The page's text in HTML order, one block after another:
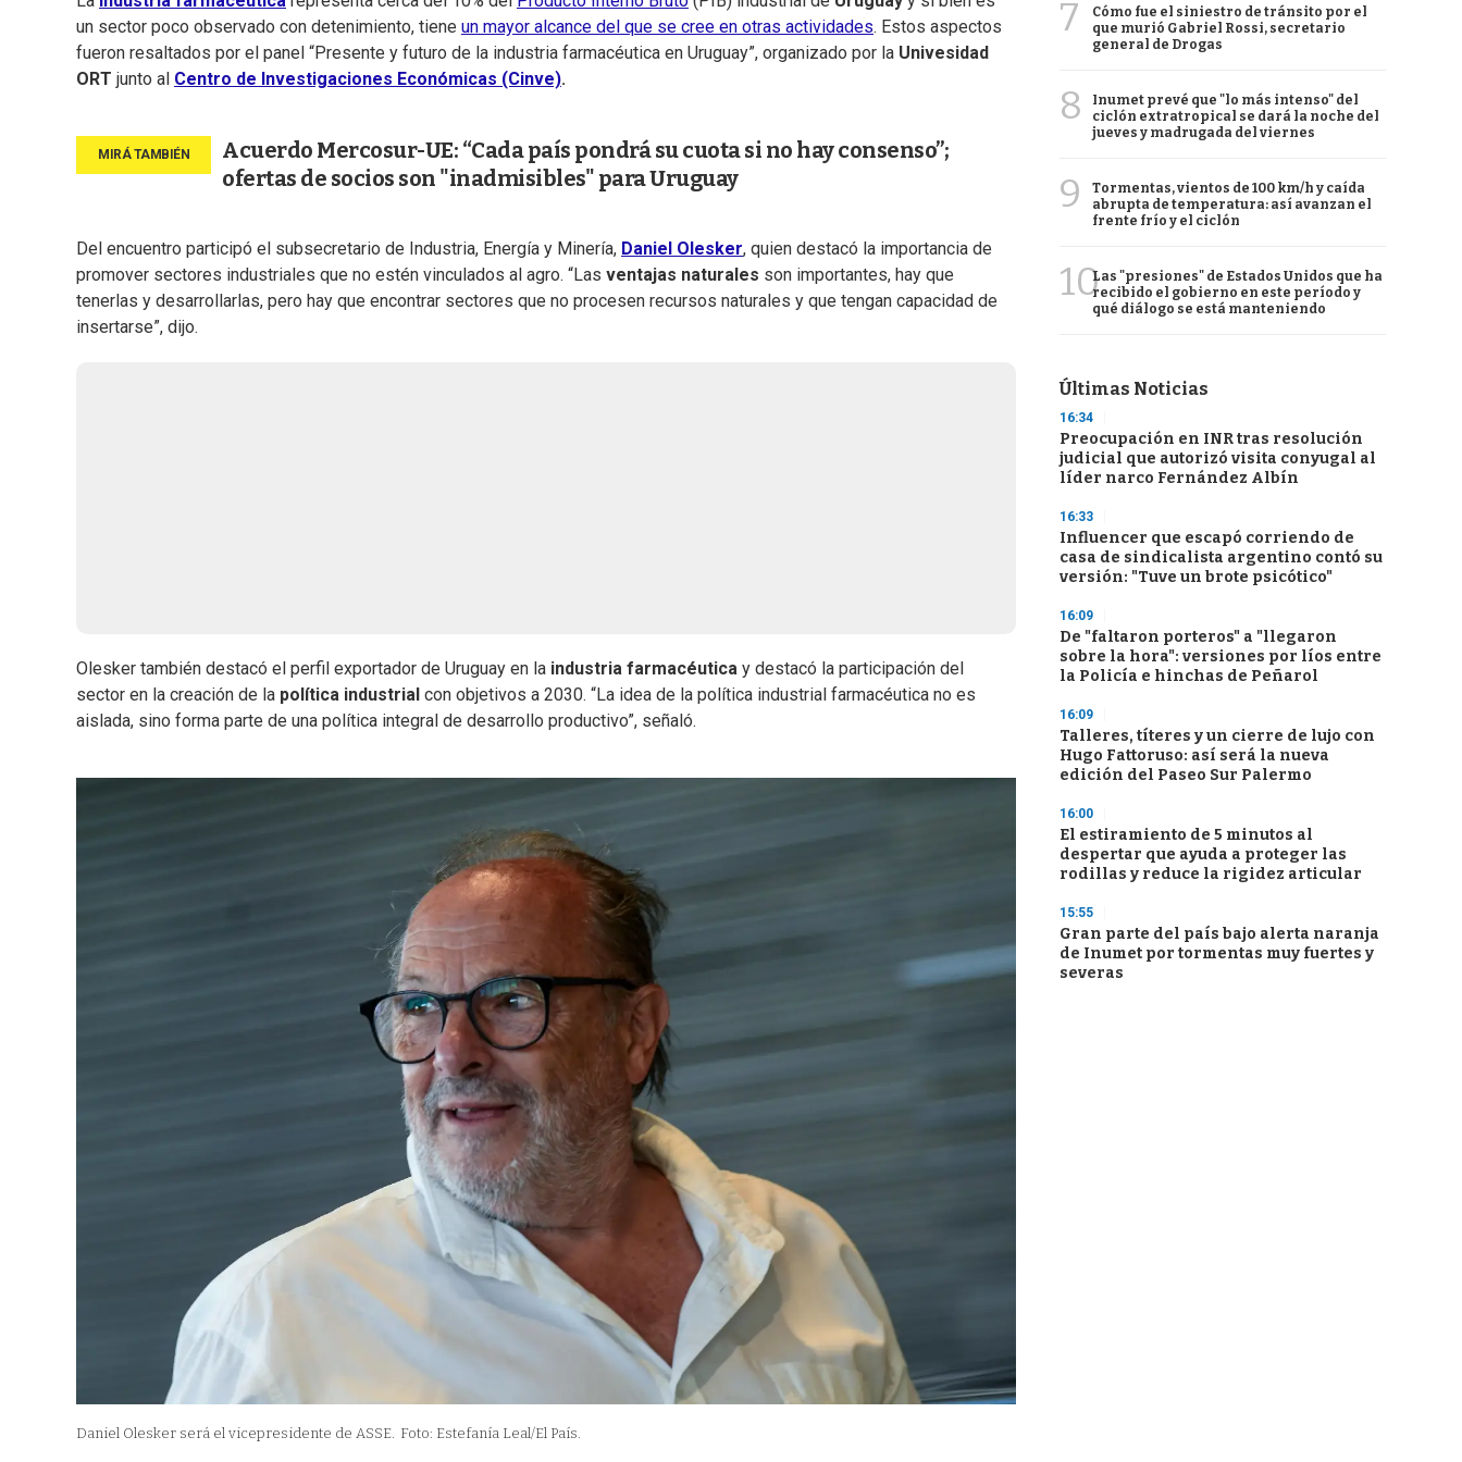
un sector poco observado con detenimiento, tiene un mayor alcance del que se cree en otras actividades. Estos aspectos
fueron resaltados por el panel “Presente y futuro de la industria farmacéutica en Uruguay”, organizado por la Univesidad
ORT junto al Centro de Investigaciones Económicas (Cinve).
Acuerdo Mercosur-UE: “Cada país pondrá su cuota si no hay consenso”;
ofertas de socios son "inadmisibles" para Uruguay
Del encuentro participó el subsecretario de Industria, Energía y Minería, Daniel Olesker, quien destacó la importancia de
promover sectores industriales que no estén vinculados al agro. “Las ventajas naturales son importantes, hay que
tenerlas y desarrollarlas, pero hay que encontrar sectores que no procesen recursos naturales y que tengan capacidad de
insertarse”, dijo.
Olesker también destacó el perfil exportador de Uruguay en la industria farmacéutica y destacó la participación del
sector en la creación de la política industrial con objetivos a 2030. “La idea de la política industrial farmacéutica no es
aislada, sino forma parte de una política integral de desarrollo productivo”, señaló.
Daniel Olesker será el vicepresidente de ASSE. Foto: Estefanía Leal/El País.
7
Cómo fue el siniestro de tránsito por el
que murió Gabriel Rossi, secretario
general de Drogas
8
Inumet prevé que "lo más intenso" del
ciclón extratropical se dará la noche del
jueves y madrugada del viernes
9
Tormentas, vientos de 100 km/h y caída
abrupta de temperatura: así avanzan el
frente frío y el ciclón
10Las "presiones" de Estados Unidos que ha
recibido el gobierno en este período y
qué diálogo se está manteniendo
Últimas Noticias
16:34
Preocupación en INR tras resolución
judicial que autorizó visita conyugal al
líder narco Fernández Albín
16:33
Influencer que escapó corriendo de
casa de sindicalista argentino contó su
versión: "Tuve un brote psicótico"
16:09
De "faltaron porteros" a "llegaron
sobre la hora": versiones por líos entre
la Policía e hinchas de Peñarol
16:09
Talleres, títeres y un cierre de lujo con
Hugo Fattoruso: así será la nueva
edición del Paseo Sur Palermo
16:00
El estiramiento de 5 minutos al
despertar que ayuda a proteger las
rodillas y reduce la rigidez articular
15:55
Gran parte del país bajo alerta naranja
de Inumet por tormentas muy fuertes y
severas